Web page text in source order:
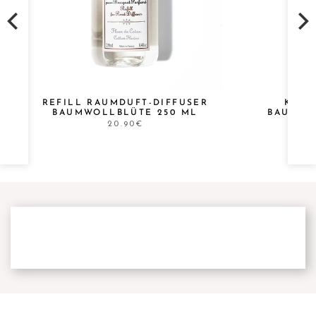
REFILL RAUMDUFT-DIFFUSER
BAUMWOLLBLÜTE 250 ML
20.90€